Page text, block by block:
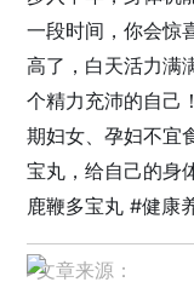
一段时间，你会惊
高了，白天活力满
个精力充沛的自己
期妇女、孕妇不宜
宝丸，给自己的身
鹿鞭多宝丸 #健康
▸文章来源：